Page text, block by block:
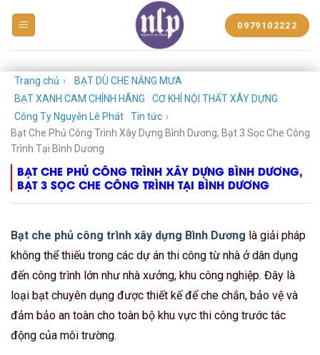
NHỰA
PHÁT
0979102222
Trang chủ ›
BẠT DÙ CHE NẮNG MƯA
BẠT XANH CAM CHÍNH HÃNG
CƠ KHÍ NỘI THẤT XÂY DỰNG
Công Ty Nguyễn Lê Phát
Tin tức ›
Bạt Che Phủ Công Trình Xây Dựng Bình Dương, Bạt 3 Sọc Che Công
Trình Tại Bình Dương
BẠT CHE PHỦ CÔNG TRÌNH XÂY DỰNG BÌNH DƯƠNG,
BẠT 3 SỌC CHE CÔNG TRÌNH TẠI BÌNH DƯƠNG
Bạt che phủ công trình xây dựng Bình Dương là giải pháp
không thể thiếu trong các dự án thi công từ nhà ở dân dụng
đến công trình lớn như nhà xưởng, khu công nghiệp. Đây là
loại bạt chuyên dụng được thiết kế để che chắn, bảo vệ và
đảm bảo an toàn cho toàn bộ khu vực thi công trước tác
động của môi trường.